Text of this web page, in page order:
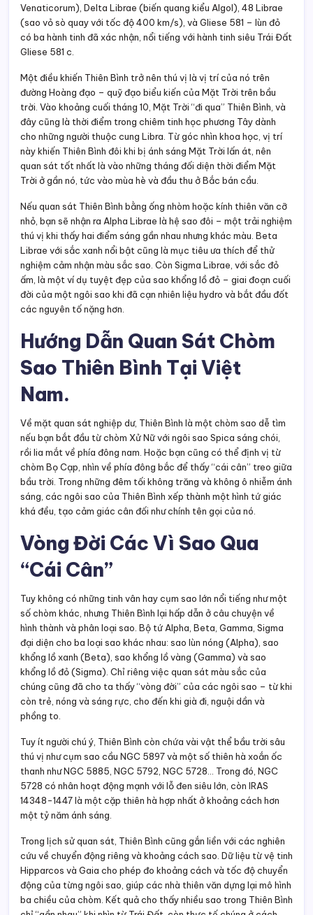
Venaticorum), Delta Librae (biến quang kiểu Algol), 48 Librae
(sao vỏ sò quay với tốc độ 400 km/s), và Gliese 581 – lùn đỏ
có ba hành tinh đã xác nhận, nổi tiếng với hành tinh siêu Trái Đất
Gliese 581 c.
Một điều khiến Thiên Bình trở nên thú vị là vị trí của nó trên
đường Hoàng đạo – quỹ đạo biểu kiến của Mặt Trời trên bầu
trời. Vào khoảng cuối tháng 10, Mặt Trời “đi qua” Thiên Bình, và
đây cũng là thời điểm trong chiêm tinh học phương Tây dành
cho những người thuộc cung Libra. Từ góc nhìn khoa học, vị trí
này khiến Thiên Bình đôi khi bị ánh sáng Mặt Trời lấn át, nên
quan sát tốt nhất là vào những tháng đối diện thời điểm Mặt
Trời ở gần nó, tức vào mùa hè và đầu thu ở Bắc bán cầu.
Nếu quan sát Thiên Bình bằng ống nhòm hoặc kính thiên văn cỡ
nhỏ, bạn sẽ nhận ra Alpha Librae là hệ sao đôi – một trải nghiệm
thú vị khi thấy hai điểm sáng gần nhau nhưng khác màu. Beta
Librae với sắc xanh nổi bật cũng là mục tiêu ưa thích để thử
nghiệm cảm nhận màu sắc sao. Còn Sigma Librae, với sắc đỏ
ấm, là một ví dụ tuyệt đẹp của sao khổng lồ đỏ – giai đoạn cuối
đời của một ngôi sao khi đã cạn nhiên liệu hydro và bắt đầu đốt
các nguyên tố nặng hơn.
Hướng Dẫn Quan Sát Chòm
Sao Thiên Bình Tại Việt
Nam.
Về mặt quan sát nghiệp dư, Thiên Bình là một chòm sao dễ tìm
nếu bạn bắt đầu từ chòm Xử Nữ với ngôi sao Spica sáng chói,
rồi lia mắt về phía đông nam. Hoặc bạn cũng có thể định vị từ
chòm Bọ Cạp, nhìn về phía đông bắc để thấy “cái cân” treo giữa
bầu trời. Trong những đêm tối không trăng và không ô nhiễm ánh
sáng, các ngôi sao của Thiên Bình xếp thành một hình tứ giác
khá đều, tạo cảm giác cân đối như chính tên gọi của nó.
Vòng Đời Các Vì Sao Qua
“Cái Cân”
Tuy không có những tinh vân hay cụm sao lớn nổi tiếng như một
số chòm khác, nhưng Thiên Bình lại hấp dẫn ở câu chuyện về
hình thành và phân loại sao. Bộ tứ Alpha, Beta, Gamma, Sigma
đại diện cho ba loại sao khác nhau: sao lùn nóng (Alpha), sao
khổng lồ xanh (Beta), sao khổng lồ vàng (Gamma) và sao
khổng lồ đỏ (Sigma). Chỉ riêng việc quan sát màu sắc của
chúng cũng đã cho ta thấy “vòng đời” của các ngôi sao – từ khi
còn trẻ, nóng và sáng rực, cho đến khi già đi, nguội dần và
phồng to.
Tuy ít người chú ý, Thiên Bình còn chứa vài vật thể bầu trời sâu
thú vị như cụm sao cầu NGC 5897 và một số thiên hà xoắn ốc
thanh như NGC 5885, NGC 5792, NGC 5728… Trong đó, NGC
5728 có nhân hoạt động mạnh với lỗ đen siêu lớn, còn IRAS
14348-1447 là một cặp thiên hà hợp nhất ở khoảng cách hơn
một tỷ năm ánh sáng.
Trong lịch sử quan sát, Thiên Bình cũng gắn liền với các nghiên
cứu về chuyển động riêng và khoảng cách sao. Dữ liệu từ vệ tinh
Hipparcos và Gaia cho phép đo khoảng cách và tốc độ chuyển
động của từng ngôi sao, giúp các nhà thiên văn dựng lại mô hình
ba chiều của chòm. Kết quả cho thấy nhiều sao trong Thiên Bình